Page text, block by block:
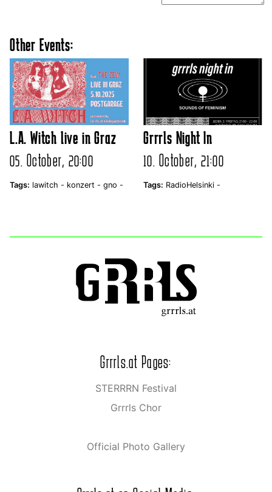
Other Events:
L.A. Witch live in Graz
05. October, 20:00
Tags: lawitch - konzert - gno -
Grrrls Night In
10. October, 21:00
Tags: RadioHelsinki -
Grrrls.at Pages:
STERRRN Festival
Grrrls Chor
Official Photo Gallery